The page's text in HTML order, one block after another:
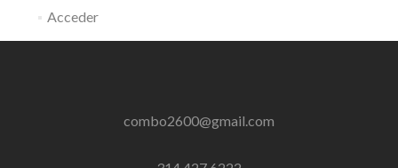
Acceder
combo2600@gmail.com